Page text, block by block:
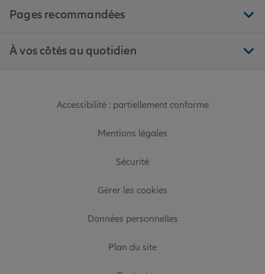
Pages recommandées
À vos côtés au quotidien
Accessibilité : partiellement conforme
Mentions légales
Sécurité
Gérer les cookies
Données personnelles
Plan du site